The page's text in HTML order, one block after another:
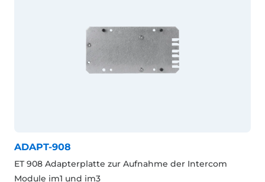
ADAPT-908
ET 908 Adapterplatte zur Aufnahme der Intercom
Module im1 und im3